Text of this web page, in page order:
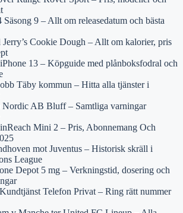
9 – Allt om releasedatum och bästa
Jerry’s Cookie Dough – Allt om kalorier, pris
13 – Köpguide med plånboksfodral och
Täby kommun – Hitta alla tjänster i
AB Bluff – Samtliga varningar
Mini 2 – Pris, Abonnemang Och
mot Juventus – Historisk skräll i
League
Depot 5 mg – Verkningstid, dosering och
Telefon Privat – Ring rätt nummer